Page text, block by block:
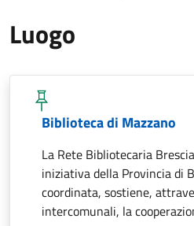
Luogo
Biblioteca di Mazzano
La Rete Bibliotecaria
iniziativa della Provincia di
coordinata, sostiene,
intercomunali, la